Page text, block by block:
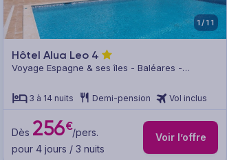
1/11
Hôtel Alua Leo 4
Voyage Espagne & ses îles - Baléares -
3 à 14 nuits Demi-pension Vol inclus
Dès 256€/pers.
pour 4 jours / 3 nuits
Voir l’offre